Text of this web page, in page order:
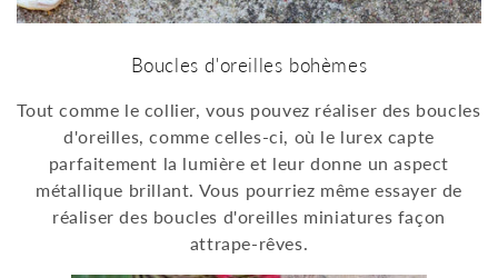
Boucles d'oreilles bohèmes
Tout comme le collier, vous pouvez réaliser des boucles
d'oreilles, comme celles-ci, où le lurex capte
parfaitement la lumière et leur donne un aspect
métallique brillant. Vous pourriez même essayer de
réaliser des boucles d'oreilles miniatures façon
attrape-rêves.